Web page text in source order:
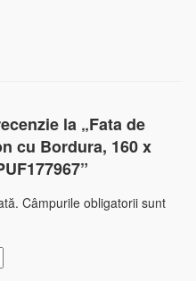
la „Fata de
cu Bordura, 160 x
Câmpurile obligatorii sunt